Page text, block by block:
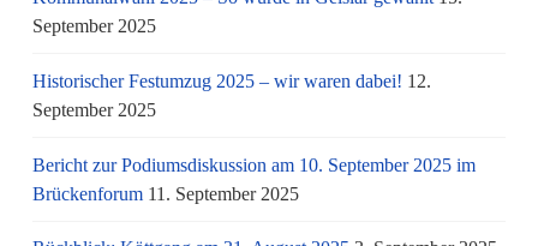
September 2025
Historischer Festumzug 2025 – wir waren dabei! 12.
September 2025
Bericht zur Podiumsdiskussion am 10. September 2025 im
Brückenforum 11. September 2025